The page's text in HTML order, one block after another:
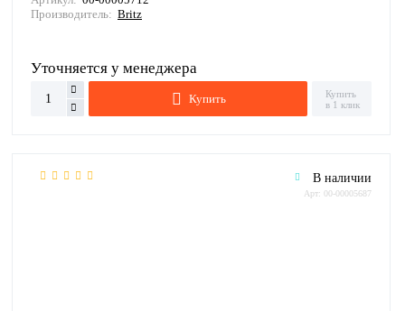
Производитель: Britz
Уточняется у менеджера
Купить
Купить
в 1 клик
В наличии
Арт: 00-00005687